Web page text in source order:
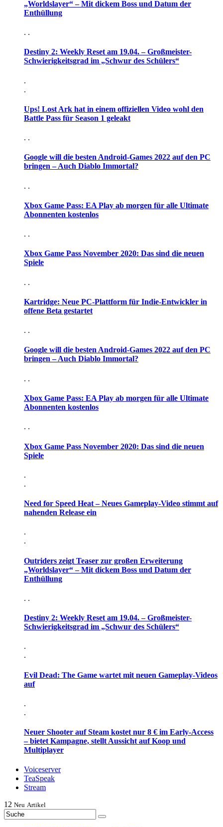
„Worldslayer“ – Mit dickem Boss und Datum der
Enthüllung
. .
Destiny 2: Weekly Reset am 19.04. – Großmeister-
Schwierigkeitsgrad im „Schwur des Schülers“
.
.
Ups! Lost Ark hat in einem offiziellen Video wohl den
Battle Pass für Season 1 geleakt
. .
Google will die besten Android-Games 2022 auf den PC
bringen – Auch Diablo Immortal?
. .
Xbox Game Pass: EA Play ab morgen für alle Ultimate
Abonnenten kostenlos
. .
Xbox Game Pass November 2020: Das sind die neuen
Spiele
. .
Kartridge: Neue PC-Plattform für Indie-Entwickler in
offene Beta gestartet
. .
Google will die besten Android-Games 2022 auf den PC
bringen – Auch Diablo Immortal?
. .
Xbox Game Pass: EA Play ab morgen für alle Ultimate
Abonnenten kostenlos
. .
Xbox Game Pass November 2020: Das sind die neuen
Spiele
.
.
Need for Speed Heat – Neues Gameplay-Video stimmt auf
nahenden Release ein
.
.
Outriders zeigt Teaser zur großen Erweiterung
„Worldslayer“ – Mit dickem Boss und Datum der
Enthüllung
. .
Destiny 2: Weekly Reset am 19.04. – Großmeister-
Schwierigkeitsgrad im „Schwur des Schülers“
.
.
Evil Dead: The Game wartet mit neuen Gameplay-Videos
auf
.
.
Neuer Shooter auf Steam kostet nur 8 € im Early-Access
– bietet Kampagne, stellt Aussicht auf Koop und
Multiplayer
Voiceserver
TeaSpeak
Stream
12 Neu Artikel